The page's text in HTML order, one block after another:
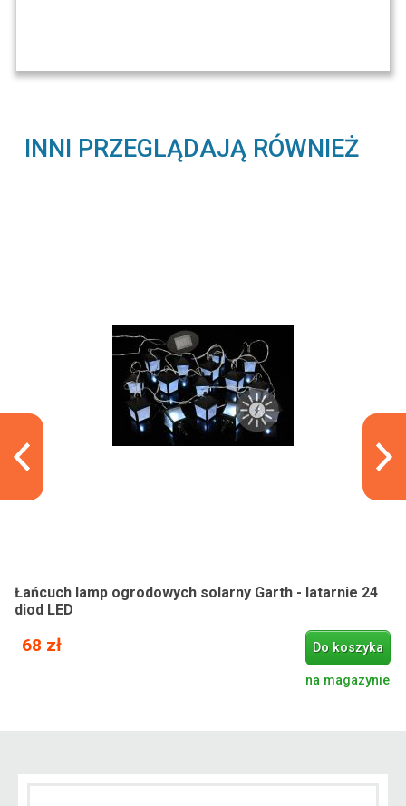
INNI PRZEGLĄDAJĄ RÓWNIEŻ
Łańcuch lamp ogrodowych solarny Garth - latarnie 24
diod LED
68 zł Do koszyka
na magazynie